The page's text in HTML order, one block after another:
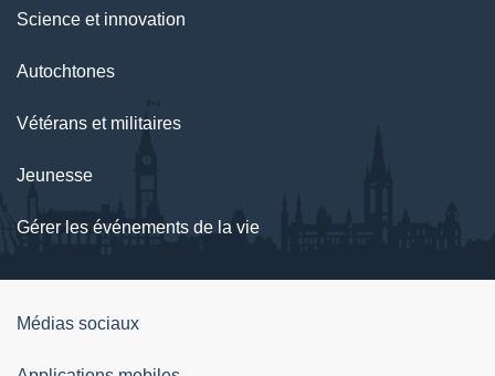
Science et innovation
Autochtones
Vétérans et militaires
Jeunesse
Gérer les événements de la vie
Organisation
du
Médias sociaux